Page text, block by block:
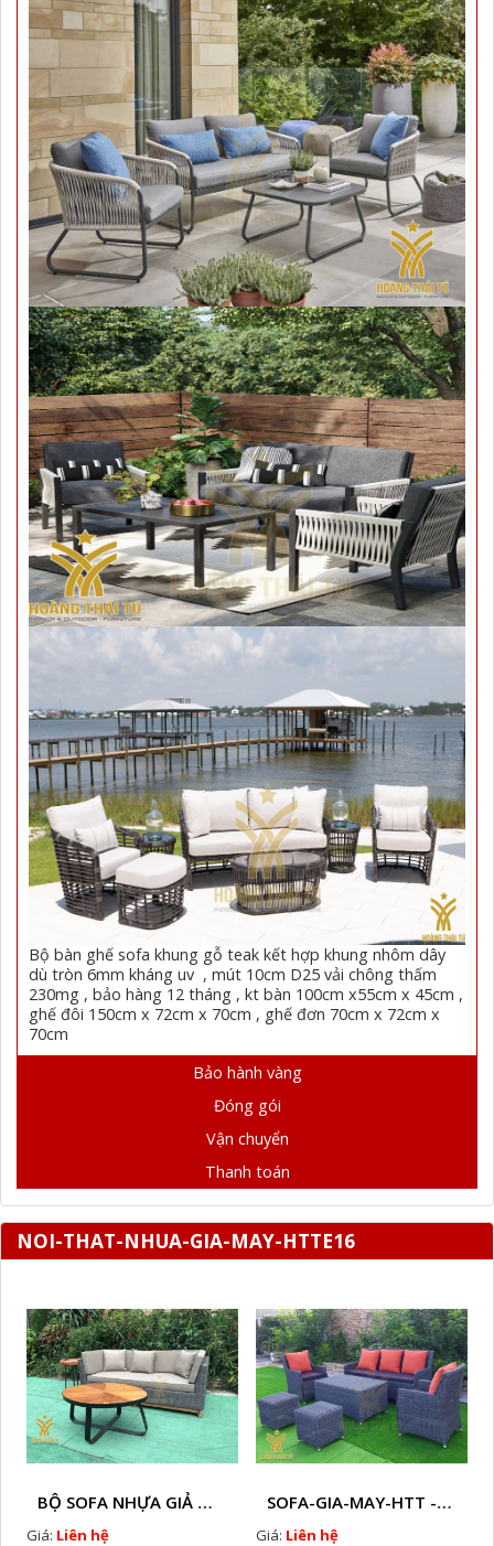
Bộ bàn ghế sofa khung gỗ teak kết hợp khung nhôm dây
dù tròn 6mm kháng uv , mút 10cm D25 vải chông thấm
230mg , bảo hàng 12 tháng , kt bàn 100cm x55cm x 45cm ,
ghế đôi 150cm x 72cm x 70cm , ghế đơn 70cm x 72cm x
70cm
Bảo hành vàng
Đóng gói
Vận chuyển
Thanh toán
NOI-THAT-NHUA-GIA-MAY-HTTE16
BỘ SOFA NHỰA GIẢ MÂY HTT - S86
Giá: Liên hệ
SOFA-GIA-MAY-HTT - S61 COPY
Giá: Liên hệ